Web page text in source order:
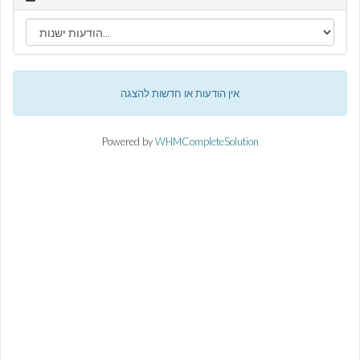
אין הודעות או חדשות להצגה
Powered byWHMCompleteSolution